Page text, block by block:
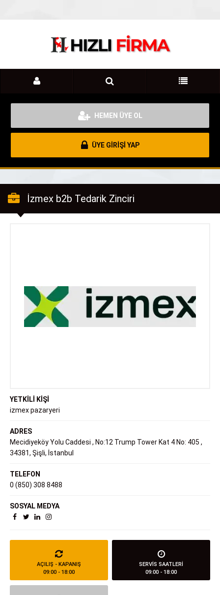
HEMEN ÜYE OL
ÜYE GİRİŞİ YAP
İzmex b2b Tedarik Zinciri
YETKİLİ KİŞİ
izmex pazaryeri
ADRES
Mecidiyeköy Yolu Caddesi , No:12 Trump Tower Kat 4 No: 405 ,
34381, Şişli, İstanbul
TELEFON
0 (850) 308 8488
SOSYAL MEDYA
AÇILIŞ - KAPANIŞ
09:00 - 18:00
SERVİS SAATLERİ
09:00 - 18:00